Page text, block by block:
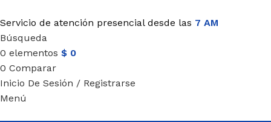
Servicio de atención presencial desde las 7 AM
Búsqueda
0 elementos $ 0
0 Comparar
Inicio De Sesión / Registrarse
Menú